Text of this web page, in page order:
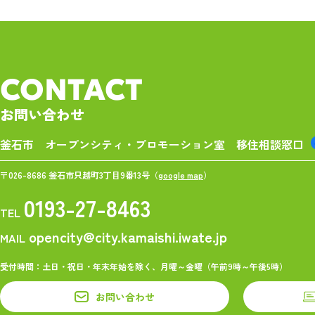
CONTACT
お問い合わせ
釜石市 オープンシティ・プロモーション室 移住相談窓口
〒026-8686 釜石市只越町3丁目9番13号（google map）
TEL 0193-27-8463
MAIL opencity@city.kamaishi.iwate.jp
受付時間：土日・祝日・年末年始を除く、月曜～金曜（午前9時～午後5時）
お問い合わせ